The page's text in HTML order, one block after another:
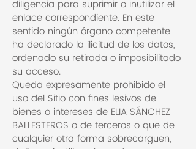
diligencia para suprimir o inutilizar el
enlace correspondiente. En este
sentido ningún órgano competente
ha declarado la ilicitud de los datos,
ordenado su retirada o imposibilitado
su acceso.
Queda expresamente prohibido el
uso del Sitio con fines lesivos de
bienes o intereses de ELIA SÁNCHEZ
BALLESTEROS o de terceros o que de
cualquier otra forma sobrecarguen,